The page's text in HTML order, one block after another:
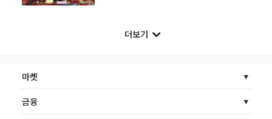
더보기
마켓
금융